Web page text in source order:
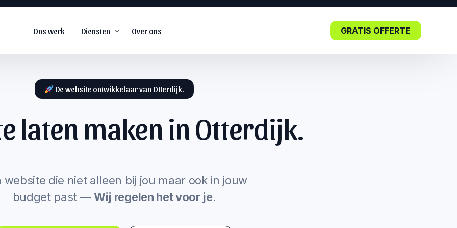
Ons werk Diensten
De#1web agency voor
snel groeiende
Lees nu: De impact van SEO in
de kern.
Over ons GRATIS OFFERTE
De website ontwikkelaar van Otterdijk.
laten maken in Otterdijk.
website die niet alleen bij jou maar ook in jouw
budget past —Wij regelen het voor je.